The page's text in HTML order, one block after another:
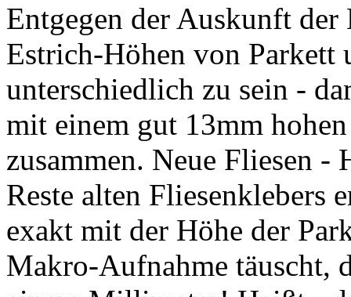
Entgegen der Auskunft
Estrich-Höhen von Parkett
unterschiedlich zu sein -
mit einem gut 13mm
zusammen. Neue Fliesen
Reste alten Fliesenklebers
exakt mit der Höhe der
Makro-Aufnahme täuscht,